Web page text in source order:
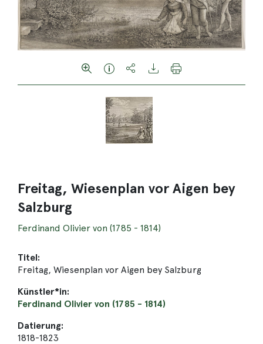
Freitag, Wiesenplan vor Aigen bey
Salzburg
Ferdinand Olivier von (1785 - 1814)
Titel:
Freitag, Wiesenplan vor Aigen bey Salzburg
Künstler*in:
Ferdinand Olivier von (1785 - 1814)
Datierung:
1818-1823